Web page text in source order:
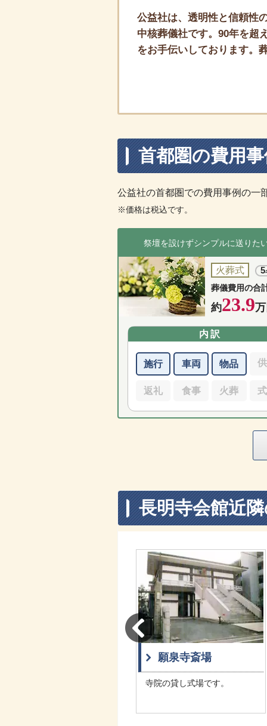
公益社は、透明性と信頼性
中核葬儀社です。90年を超
をお手伝いしております。
首都圏の費用
公益社の首都圏での費用事例の一
※価格は税込です。
祭壇を設けずシンプルに送りた
火葬式 5
葬儀費用の合
約23.9
内訳
施行 車両 物品
返礼 食事 火葬
長明寺会館近
願泉寺斎場
寺院の貸し式場です。